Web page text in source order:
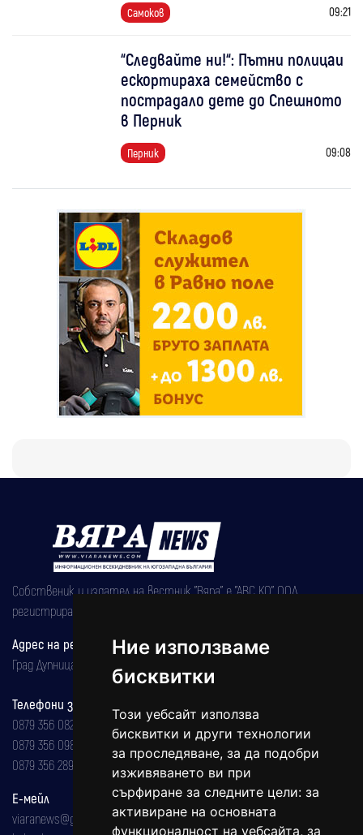
Ние използваме
бисквитки
Този уебсайт използва
бисквитки и други технологии
за проследяване, за да подобри
изживяването ви при
сърфиране за следните цели: за
активиране на основната
функционалност на уебсайта, за
Самоков 09:21
“Следвайте ни!“: Пътни полицаи
ескортираха семейство с
пострадало дете до Спешното
в Перник
Перник 09:08
Собственик и издател на вестник "Вяра" е "АВС КО" ООД,
регистрирана на 08.05.2002 година.
Адрес на редакцията
Град Дупница, ул.''Христо Ботев" 43
Телефони за реклама и абонаменти
0879 356 082
0879 356 098
0879 356 289
Е-мейл
viaranews@gmail.com